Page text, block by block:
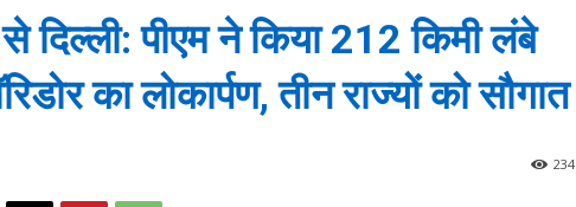
दिल्ली: पीएम ने किया 212 किमी लंबे
का लोकार्पण, तीन राज्यों को सौगात
234